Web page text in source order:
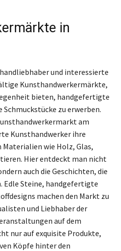
in
und interessierte
Kunsthandwerkermärkte,
bieten, handgefertigte
zu erwerben.
am
Kunsthandwerker ihre
Materialien wie Holz, Glas,
Hier entdeckt man nicht
auch die Geschichten, die
Edle Steine, handgefertigte
machen den Markt zu
und Liebhaber der
auf dem
nur auf exquisite Produkte,
Köpfe hinter den